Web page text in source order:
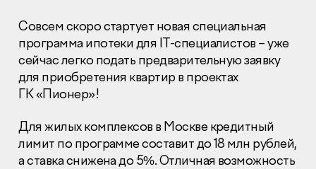
Совсем скоро стартует новая специальная
программа ипотеки для IT-специалистов – уже
сейчас легко подать предварительную заявку
для приобретения квартир в проектах
ГК «Пионер»!
Для жилых комплексов в Москве кредитный
лимит по программе составит до 18 млн рублей,
а ставка снижена до 5%. Отличная возможность